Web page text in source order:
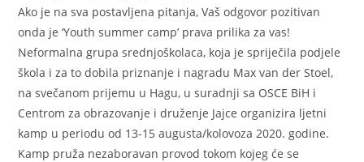
Ako je na sva postavljena pitanja, Vaš odgovor pozitivan
onda je ‘Youth summer camp’ prava prilika za vas!
Neformalna grupa srednjoškolaca, koja je spriječila podjele
škola i za to dobila priznanje i nagradu Max van der Stoel,
na svečanom prijemu u Hagu, u suradnji sa OSCE BiH i
Centrom za obrazovanje i druženje Jajce organizira ljetni
kamp u periodu od 13-15 augusta/kolovoza 2020. godine.
Kamp pruža nezaboravan provod tokom kojeg će se